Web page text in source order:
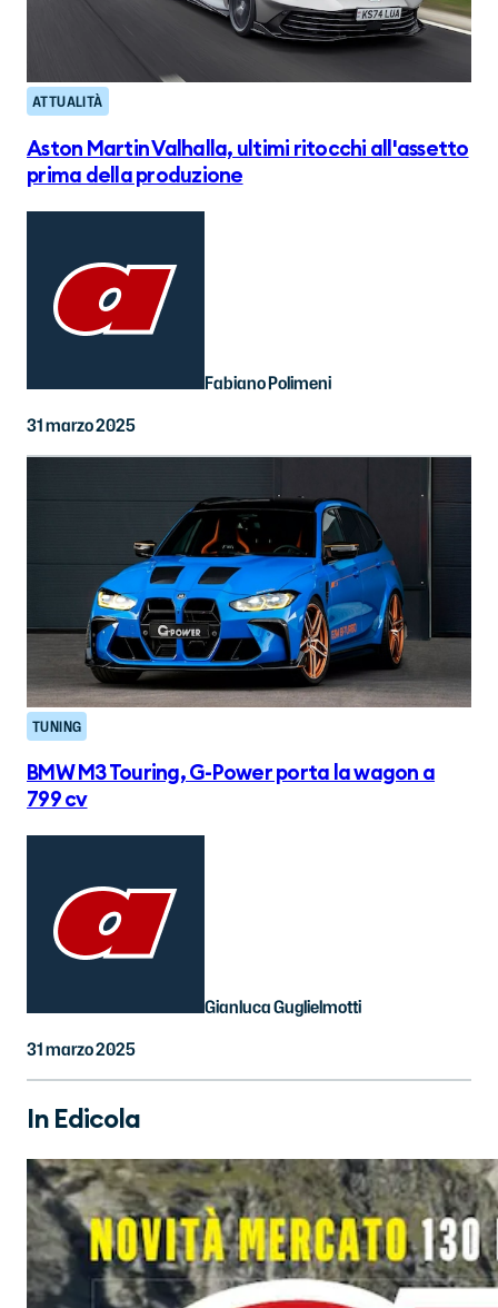
ATTUALITÀ
Aston Martin Valhalla, ultimi ritocchi all'assetto
prima della produzione
Fabiano Polimeni
31 marzo 2025
TUNING
BMW M3 Touring, G-Power porta la wagon a
799 cv
Gianluca Guglielmotti
31 marzo 2025
In Edicola